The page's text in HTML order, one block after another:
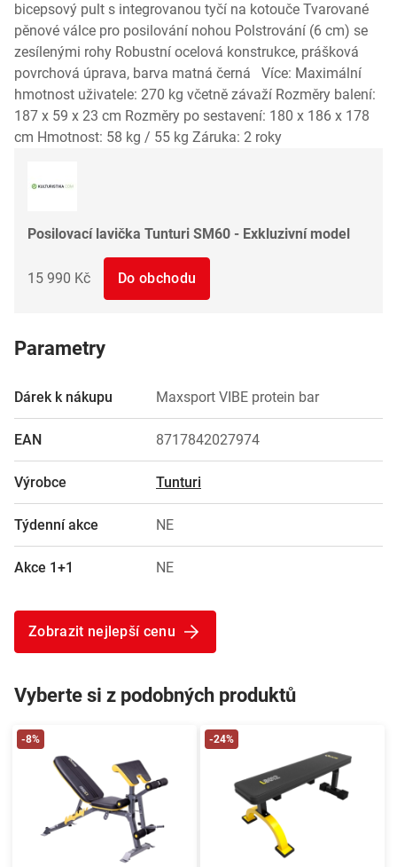
bicepsový pult s integrovanou tyčí na kotouče Tvarované
pěnové válce pro posilování nohou Polstrování (6 cm) se
zesílenými rohy Robustní ocelová konstrukce, prášková
povrchová úprava, barva matná černá Více: Maximální
hmotnost uživatele: 270 kg včetně závaží Rozměry balení:
187 x 59 x 23 cm Rozměry po sestavení: 180 x 186 x 178
cm Hmotnost: 58 kg / 55 kg Záruka: 2 roky
Posilovací lavička Tunturi SM60 - Exkluzivní model
15 990 Kč Do obchodu
Parametry
Dárek k nákupu Maxsport VIBE protein bar
EAN 8717842027974
Výrobce Tunturi
Týdenní akce NE
Akce 1+1 NE
Zobrazit nejlepší cenu
Vyberte si z podobných produktů
-8% -24%